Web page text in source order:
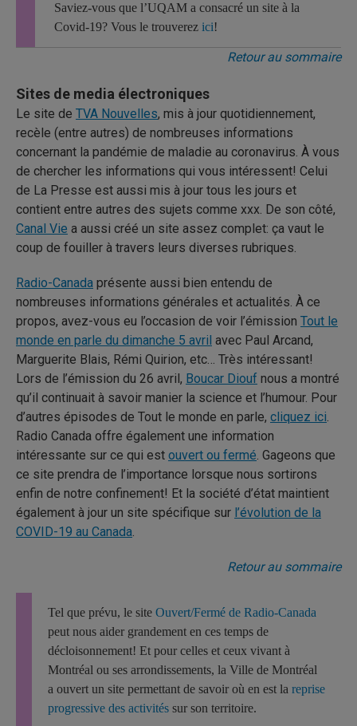
Saviez-vous que l’UQAM a consacré un site à la
Covid-19? Vous le trouverez ici!
Retour au sommaire
Sites de media électroniques
Le site de TVA Nouvelles, mis à jour quotidiennement,
recèle (entre autres) de nombreuses informations
concernant la pandémie de maladie au coronavirus. À vous
de chercher les informations qui vous intéressent! Celui
de La Presse est aussi mis à jour tous les jours et
contient entre autres des sujets comme xxx. De son côté,
Canal Vie a aussi créé un site assez complet: ça vaut le
coup de fouiller à travers leurs diverses rubriques.
Radio-Canada présente aussi bien entendu de
nombreuses informations générales et actualités. À ce
propos, avez-vous eu l’occasion de voir l’émission Tout le
monde en parle du dimanche 5 avril avec Paul Arcand,
Marguerite Blais, Rémi Quirion, etc… Très intéressant!
Lors de l’émission du 26 avril, Boucar Diouf nous a montré
qu’il continuait à savoir manier la science et l’humour. Pour
d’autres épisodes de Tout le monde en parle, cliquez ici.
Radio Canada offre également une information
intéressante sur ce qui est ouvert ou fermé. Gageons que
ce site prendra de l’importance lorsque nous sortirons
enfin de notre confinement! Et la société d’état maintient
également à jour un site spécifique sur l’évolution de la
COVID-19 au Canada.
Retour au sommaire
Tel que prévu, le site Ouvert/Fermé de Radio-Canada
peut nous aider grandement en ces temps de
décloisonnement! Et pour celles et ceux vivant à
Montréal ou ses arrondissements, la Ville de Montréal
a ouvert un site permettant de savoir où en est la reprise
progressive des activités sur son territoire.